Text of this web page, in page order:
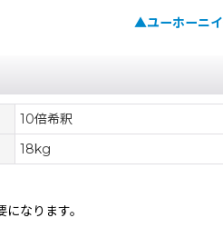
▲ユーホーニ
10倍希釈
18kg
になります。